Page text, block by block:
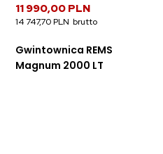
Gwintownica REMS
Magnum 2000 LT
11 990,00 PLN
14 747,70 PLN